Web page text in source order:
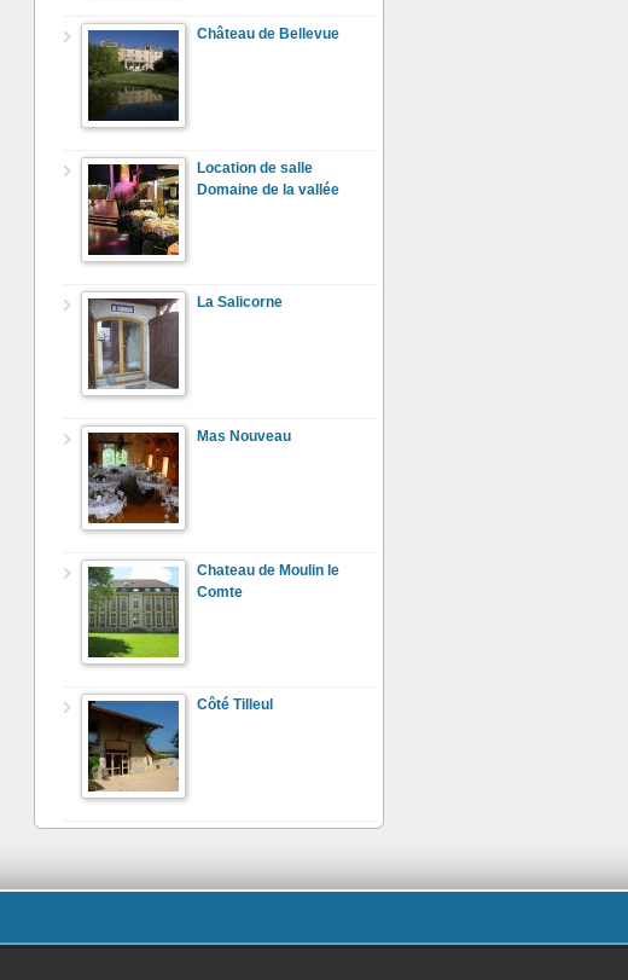
Château de Bellevue
Location de salle
Domaine de la vallée
La Salicorne
Mas Nouveau
Chateau de Moulin le
Comte
Côté Tilleul